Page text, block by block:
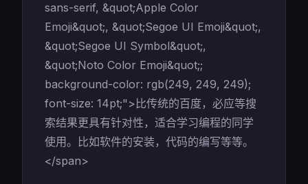
sans-serif, &quot;Apple Color
Emoji&quot;, &quot;Segoe UI Emoji&quot;,
&quot;Segoe UI Symbol&quot;,
&quot;Noto Color Emoji&quot;;
background-color: rgb(249, 249, 249);
font-size: 14pt;">比传统的百度，必应等搜
索结果更具有针对性，适合学习编程的同学
使用。比如软件的安装，代码的编写等等。
</span>